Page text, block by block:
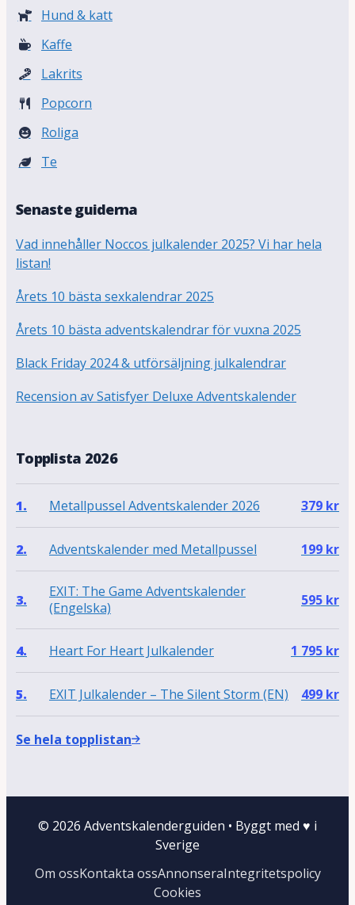
Hund & katt
Kaffe
Lakrits
Popcorn
Roliga
Te
Senaste guiderna
Vad innehåller Noccos julkalender 2025? Vi har hela
listan!
Årets 10 bästa sexkalendrar 2025
Årets 10 bästa adventskalendrar för vuxna 2025
Black Friday 2024 & utförsäljning julkalendrar
Recension av Satisfyer Deluxe Adventskalender
Topplista 2026
1. Metallpussel Adventskalender 2026 379 kr
2. Adventskalender med Metallpussel 199 kr
3.
EXIT: The Game Adventskalender
(Engelska)
595 kr
4. Heart For Heart Julkalender 1 795 kr
5. EXIT Julkalender – The Silent Storm (EN) 499 kr
Se hela topplistan
© 2026 Adventskalenderguiden • Byggt med ♥ i
Sverige
Om ossKontakta ossAnnonseraIntegritetspolicy
Cookies